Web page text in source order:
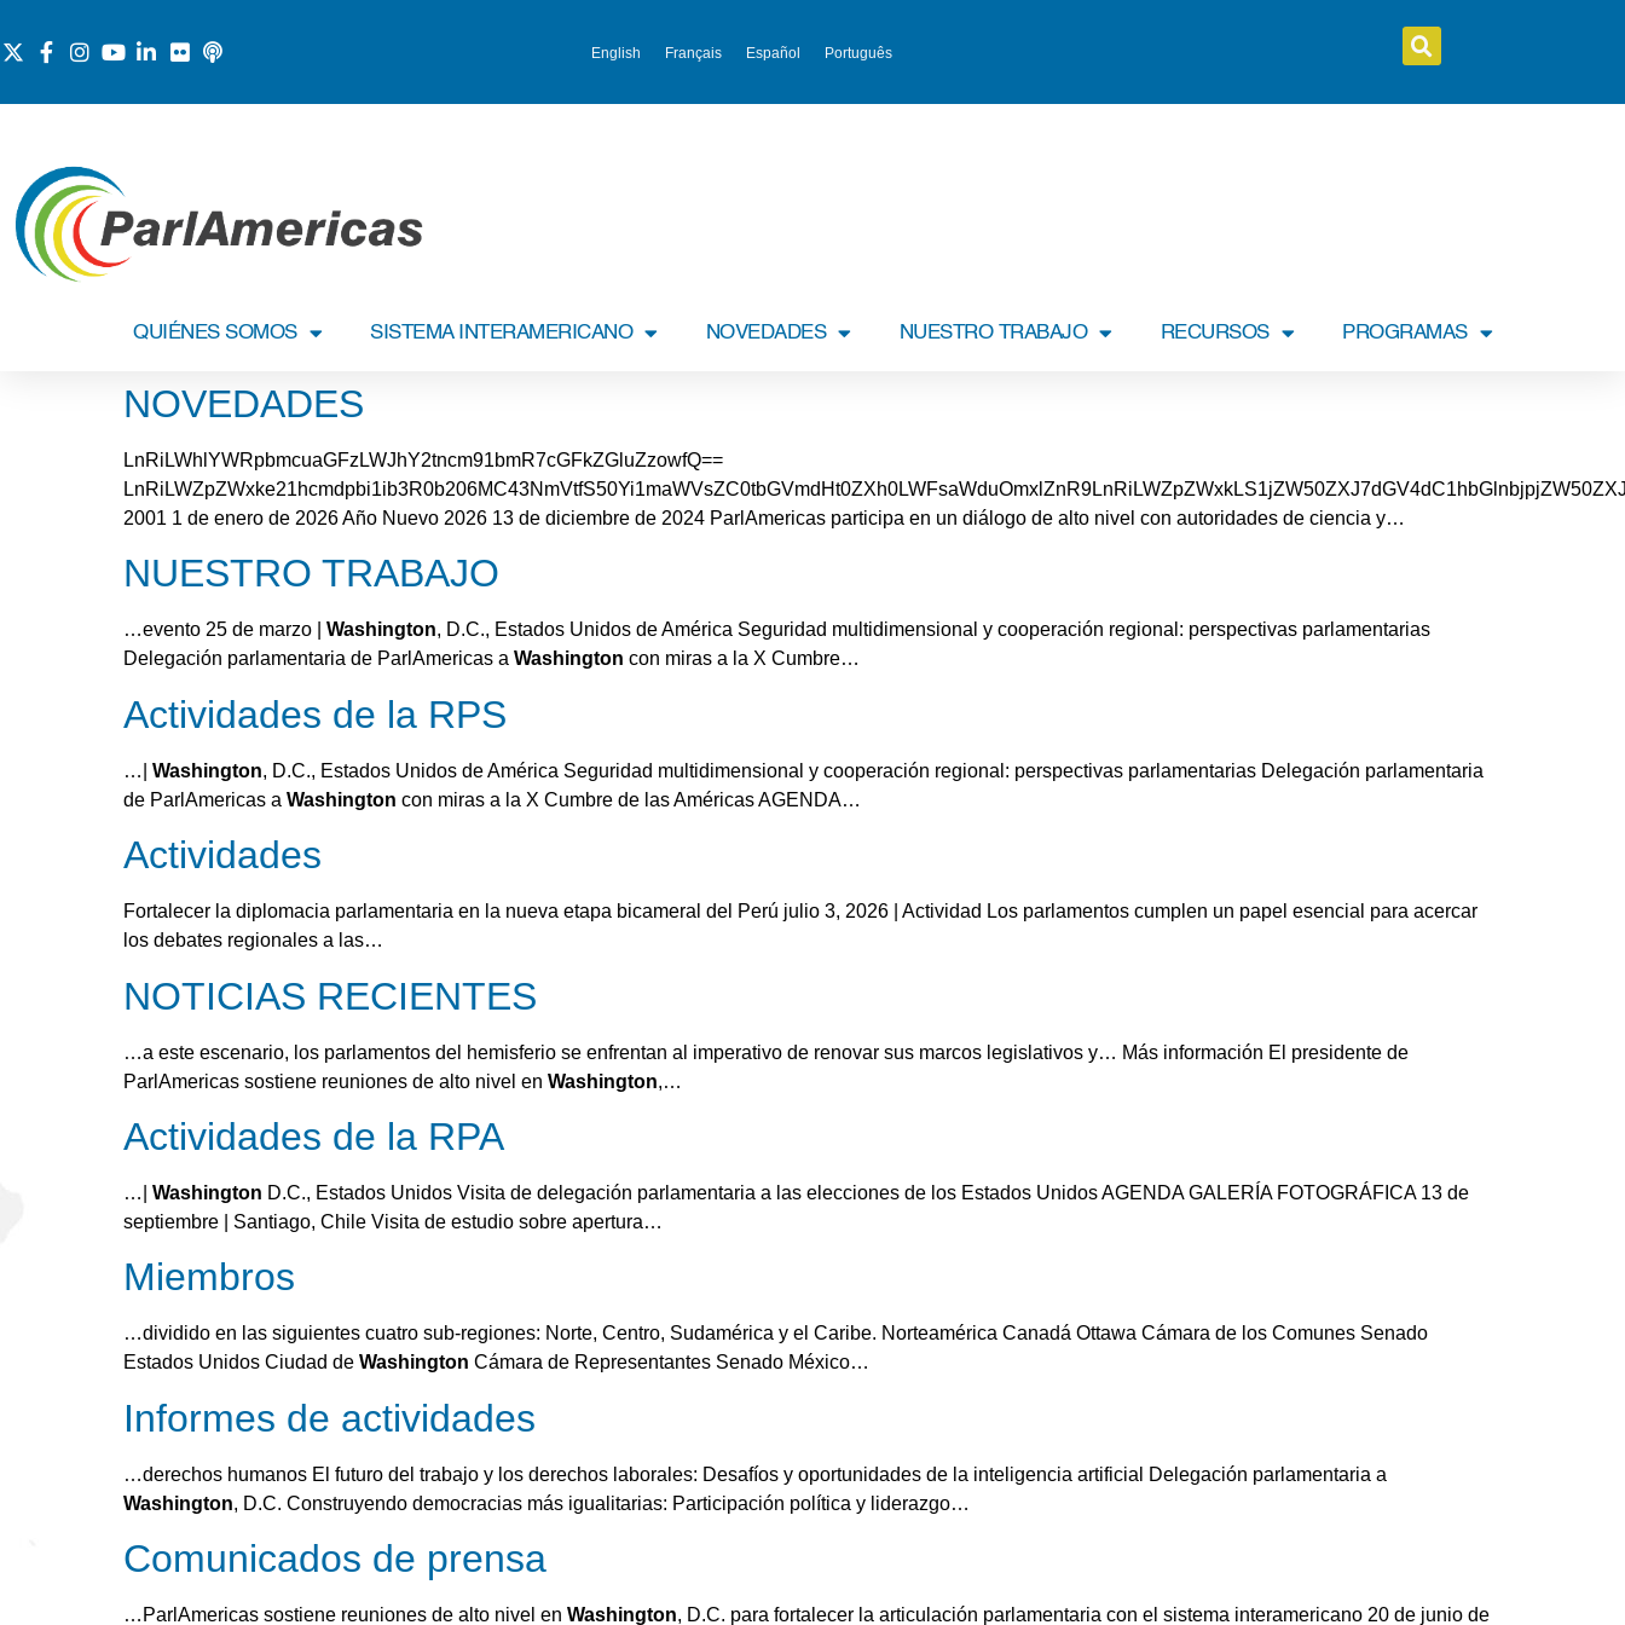
English Français Español Português
QUIÉNES SOMOS SISTEMA INTERAMERICANO NOVEDADES NUESTRO TRABAJO RECURSOS PROGRAMAS
NOVEDADES
LnRiLWhlYWRpbmcuaGFzLWJhY2tncm91bmR7cGFkZGluZzowfQ==
2001 1 de enero de 2026 Año Nuevo 2026 13 de diciembre de 2024 ParlAmericas participa en un diálogo de alto nivel con autoridades de ciencia y…
NUESTRO TRABAJO
…evento 25 de marzo | Washington, D.C., Estados Unidos de América Seguridad multidimensional y cooperación regional: perspectivas parlamentarias
Delegación parlamentaria de ParlAmericas a Washington con miras a la X Cumbre…
Actividades de la RPS
…| Washington, D.C., Estados Unidos de América Seguridad multidimensional y cooperación regional: perspectivas parlamentarias Delegación parlamentaria
de ParlAmericas a Washington con miras a la X Cumbre de las Américas AGENDA…
Actividades
Fortalecer la diplomacia parlamentaria en la nueva etapa bicameral del Perú julio 3, 2026 | Actividad Los parlamentos cumplen un papel esencial para acercar
los debates regionales a las…
NOTICIAS RECIENTES
…a este escenario, los parlamentos del hemisferio se enfrentan al imperativo de renovar sus marcos legislativos y… Más información El presidente de
ParlAmericas sostiene reuniones de alto nivel en Washington,…
Actividades de la RPA
…| Washington D.C., Estados Unidos Visita de delegación parlamentaria a las elecciones de los Estados Unidos AGENDA GALERÍA FOTOGRÁFICA 13 de
septiembre | Santiago, Chile Visita de estudio sobre apertura…
Miembros
…dividido en las siguientes cuatro sub-regiones: Norte, Centro, Sudamérica y el Caribe. Norteamérica Canadá Ottawa Cámara de los Comunes Senado
Estados Unidos Ciudad de Washington Cámara de Representantes Senado México…
Informes de actividades
…derechos humanos El futuro del trabajo y los derechos laborales: Desafíos y oportunidades de la inteligencia artificial Delegación parlamentaria a
Washington, D.C. Construyendo democracias más igualitarias: Participación política y liderazgo…
Comunicados de prensa
…ParlAmericas sostiene reuniones de alto nivel en Washington, D.C. para fortalecer la articulación parlamentaria con el sistema interamericano 20 de junio de